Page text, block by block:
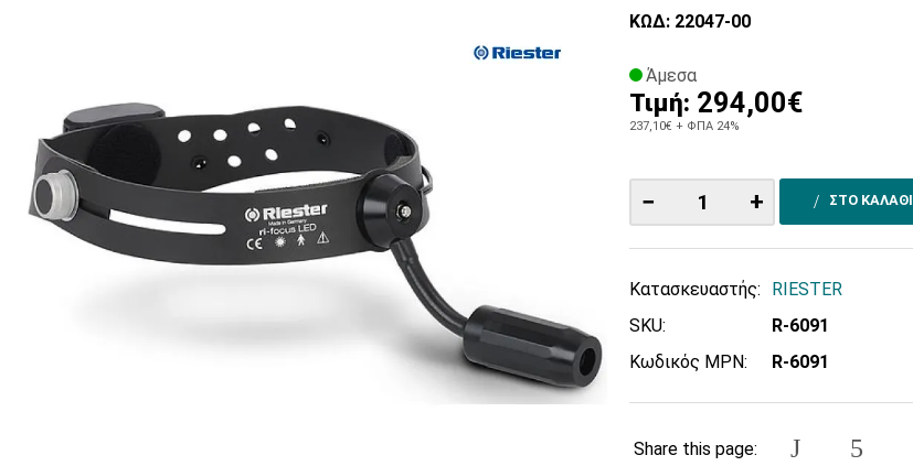
ΚΩΔ: 22047-00
Άμεσα
Τιμή: 294,00€
237,10€ + ΦΠΑ 24%
− + ΣΤΟ ΚΑΛΑΘΙ
Κατασκευαστής:
RIESTER
SKU:
R-6091
Κωδικός MPN:
R-6091
Share this page: